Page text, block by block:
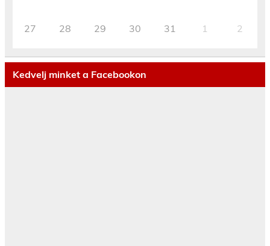
27 28 29 30 31 1 2
Kedvelj minket a Facebookon